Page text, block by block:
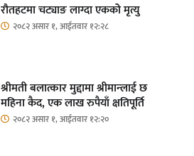
रौतहटमा चट्याङ लाग्दा एककोे मृत्यु
२०८२ असार १, आईतवार १२:२८
श्रीमती बलात्कार मुद्दामा श्रीमान्लाई छ
महिना कैद, एक लाख रुपैयाँ क्षतिपूर्ति
२०८२ असार १, आईतवार १२:२०